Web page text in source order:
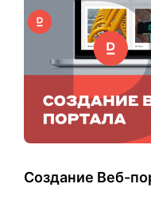
Создание Веб-